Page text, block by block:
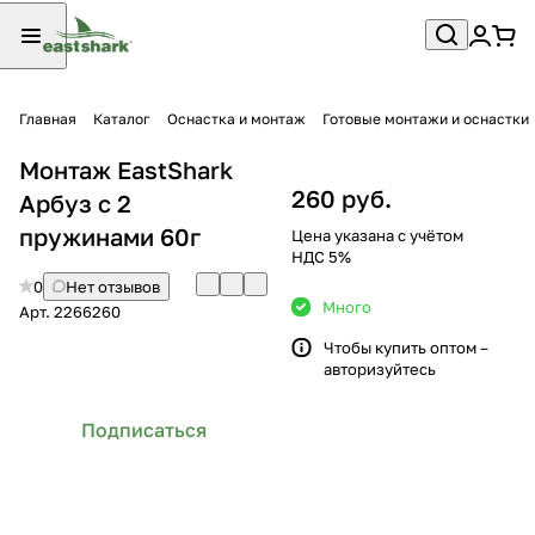
Главная Каталог Оснастка и монтаж Готовые монтажи и оснастки
Монтаж EastShark
Арбуз с 2
пружинами 60г
0
Нет отзывов
Арт. 2266260
Подписаться
260 руб.
Цена указана с учётом
НДС 5%
Много
Чтобы купить оптом –
авторизуйтесь